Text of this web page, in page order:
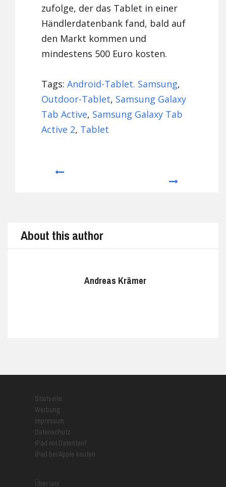
zufolge, der das Tablet in einer
Händlerdatenbank fand, bald auf
den Markt kommen und
mindestens 500 Euro kosten.
Tags:Android-Tablet. Samsung,
Outdoor-Tablet, Samsung Galaxy
Tab Active, Samsung Galaxy Tab
Active 2, Tablet
About this author
Andreas Krämer
Startseite
Werbung
Impressum
Datenschutz
iPad mit Datentarif
iPad bei Apple kaufen
Über uns